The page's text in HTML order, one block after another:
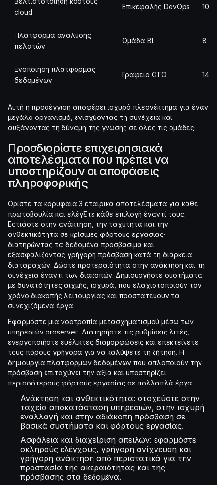
cloud
Επικεφαλής DevOps 10
Πλατφόρμα ανάλυσης
πελατών
Ομάδα BI 8
Ενοποίηση πλατφόρμας
δεδομένων
Γραφείο CTO 14
Αυτή η προσέγγιση αποφέρει ισχυρό πλεονέκτημα για έναν
μεγάλο οργανισμό, ενισχύοντας τη συνέχεια και
αυξάνοντας τη δύναμη της γνώσης σε όλες τις ομάδες.
Προσδιορίστε επιχειρησιακά
αποτελέσματα που πρέπει να
υποστηρίζουν οι αποφάσεις
πληροφορικής
Ορίστε τα κορυφαία 3 εταιρικά αποτελέσματα για κάθε
πρωτοβουλία και ελέγξτε κάθε επιλογή έναντί τους.
Εστιάστε στην ανάκτηση, την ταχύτητα και την
ανθεκτικότητα σε κρίσιμες φόρτους εργασίας·
διατηρώντας τα δεδομένα προσβάσιμα και
εξασφαλίζοντας γρήγορη πρόσβαση κατά τη διάρκεια
διαταραχών. Δώστε προτεραιότητα στην ανάκτηση και τη
συνέχεια έναντι των διακοπών. Δημιουργήστε συστήματα
με δυνατότητες αιχμής, ισχυρά, που ελαχιστοποιούν τον
χρόνο διακοπής λειτουργίας και προστατεύουν τα
συνεχιζόμενα έργα.
Εφαρμόστε μια νοοτροπία μετασχηματισμού μέσω των
υπηρεσιών proserveit. Διατηρήστε τις ρυθμίσεις λιτές,
ενεργοποιήστε ευέλικτες διαμορφώσεις και επεκτείνετε
τους πόρους γρήγορα για να καλύψετε τη ζήτηση. Η
δημιουργία πλατφορμών δεδομένων που απλοποιούν την
πρόσβαση επιταχύνει την αξία και υποστηρίζει
περισσότερους φόρτους εργασίας σε πολλαπλά έργα.
Ανάκτηση και ανθεκτικότητα: στοχεύστε στην
ταχεία αποκατάσταση υπηρεσιών, στην ισχυρή
εναλλαγή και στην αδιάκοπη πρόσβαση σε
βασικά συστήματα και φόρτους εργασίας.
Ασφάλεια και διαχείριση απειλών: εφαρμόστε
σκληρούς ελέγχους, γρήγορη ανίχνευση και
γρήγορη ανάκτηση από περιστατικά για την
προστασία της ακεραιότητας και της
πρόσβασης στα δεδομένα.